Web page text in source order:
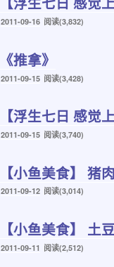
发
2011-09-16 阅读(3,832)
《推拿》
发
2011-09-15 阅读(3,428)
【浮生七日 感觉
发
2011-09-15 阅读(3,740)
【小鱼美食】 猪
发
2011-09-12 阅读(3,014)
【小鱼美食】 土
发
2011-09-11 阅读(2,512)